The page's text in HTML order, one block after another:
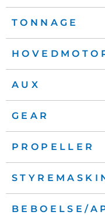
TONNAGE
AUX
GEAR
PROPELLER
BEBOELSE/